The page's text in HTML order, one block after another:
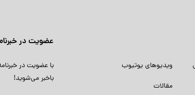
ویدیوهای یوتیوب
مقالات
عضویت در
با عضویت در
باخبر می‌شوید!